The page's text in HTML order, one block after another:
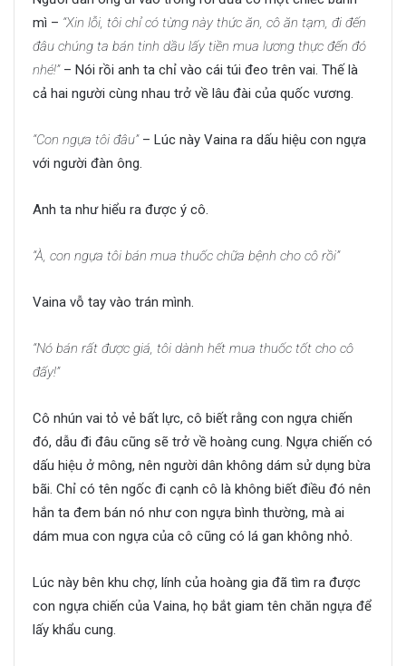
mì – “Xin lỗi, tôi chỉ có từng này thức ăn, cô ăn tạm, đi đến
đâu chúng ta bán tinh dầu lấy tiền mua lương thực đến đó
nhé!”– Nói rồi anh ta chỉ vào cái túi đeo trên vai. Thế là
cả hai người cùng nhau trở về lâu đài của quốc vương.
“Con ngựa tôi đâu”– Lúc này Vaina ra dấu hiệu con ngựa
với người đàn ông.
Anh ta như hiểu ra được ý cô.
“À, con ngựa tôi bán mua thuốc chữa bệnh cho cô rồi”
Vaina vỗ tay vào trán mình.
“Nó bán rất được giá, tôi dành hết mua thuốc tốt cho cô
đấy!”
Cô nhún vai tỏ vẻ bất lực, cô biết rằng con ngựa chiến
đó, dẫu đi đâu cũng sẽ trở về hoàng cung. Ngựa chiến có
dấu hiệu ở mông, nên người dân không dám sử dụng bừa
bãi. Chỉ có tên ngốc đi cạnh cô là không biết điều đó nên
hắn ta đem bán nó như con ngựa bình thường, mà ai
dám mua con ngựa của cô cũng có lá gan không nhỏ.
Lúc này bên khu chợ, lính của hoàng gia đã tìm ra được
con ngựa chiến của Vaina, họ bắt giam tên chăn ngựa để
lấy khẩu cung.